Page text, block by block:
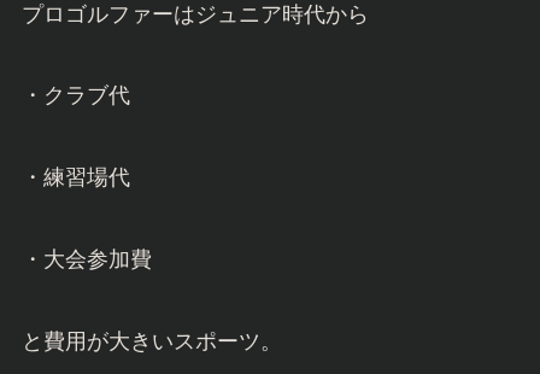
プロゴルファーはジュニア時代から
・クラブ代
・練習場代
・大会参加費
と費用が大きいスポーツ。